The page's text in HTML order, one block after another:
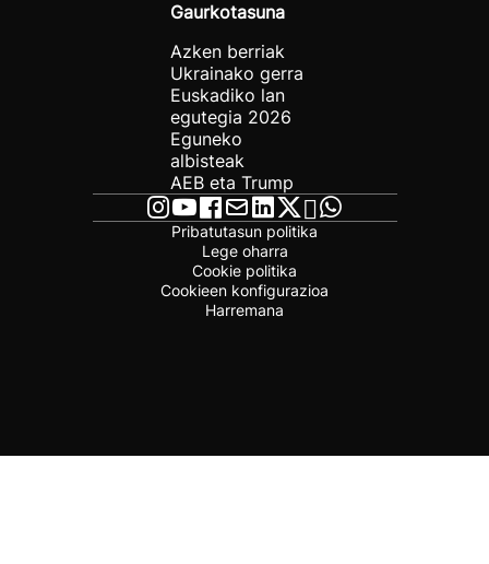
Gaurkotasuna
Azken berriak
Ukrainako gerra
Euskadiko lan
egutegia 2026
Eguneko
albisteak
AEB eta Trump
Pribatutasun politika
Lege oharra
Cookie politika
Cookieen konfigurazioa
Harremana